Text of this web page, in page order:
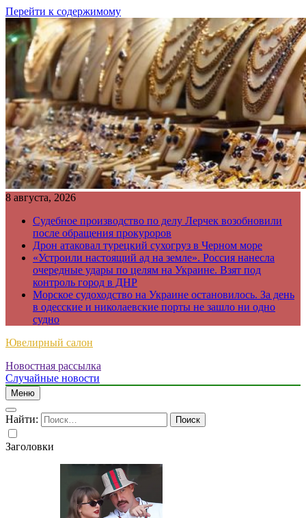
Перейти к содержимому
8 августа, 2026
Судебное производство по делу Лерчек возобновили
после обращения прокуроров
Дрон атаковал турецкий сухогруз в Черном море
«Устроили настоящий ад на земле». Россия нанесла
очередные удары по целям на Украине. Взят под
контроль город в ДНР
Морское судоходство на Украине остановилось. За день
в одесские и николаевские порты не зашло ни одно
судно
Ювелирный салон
Новостная рассылка
Случайные новости
Меню
Найти:
Заголовки